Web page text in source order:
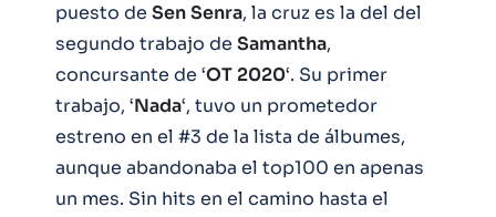
puesto de SenSenra, la cruz es la del del
segundo trabajo de Samantha,
concursante de ‘OT 2020‘. Su primer
trabajo, ‘Nada‘, tuvo un prometedor
estreno en el #3 de la lista de álbumes,
aunque abandonaba el top100 en apenas
un mes. Sin hits en el camino hasta el